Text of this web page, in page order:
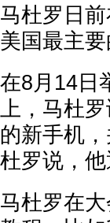
马杜罗日
美国最主要
在8月14日
上，马杜
的新手机
杜罗说，
马杜罗在